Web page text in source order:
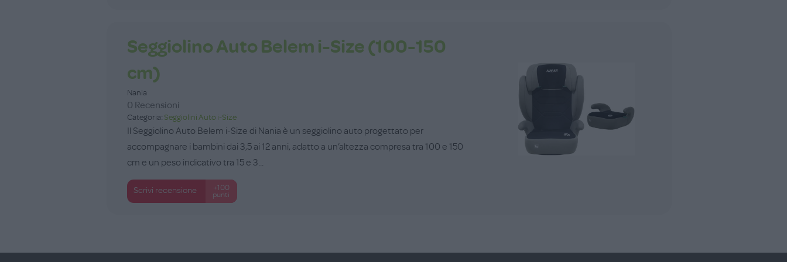
Seggiolino Auto Belem i-Size (100-150
cm)
Nania
0 Recensioni
Categoria: Seggiolini Auto i-Size
Il Seggiolino Auto Belem i-Size di Nania è un seggiolino auto progettato per
accompagnare i bambini dai 3,5 ai 12 anni, adatto a un’altezza compresa tra 100 e 150
cm e un peso indicativo tra 15 e 3...
Scrivi recensione
+100
punti